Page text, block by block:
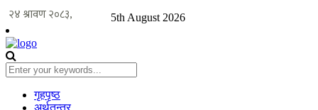
5th August 2026
गृहपृष्ठ
अर्थतन्त्र